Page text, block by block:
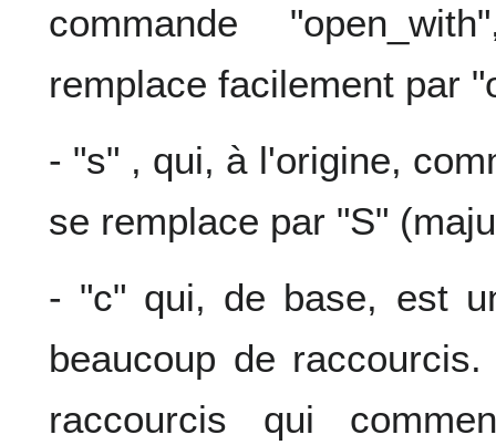
commande
remplace facilement par
- "s" , qui, à l'origine,
se remplace par "S"
- "c" qui, de base, est
beaucoup de
raccourcis qui